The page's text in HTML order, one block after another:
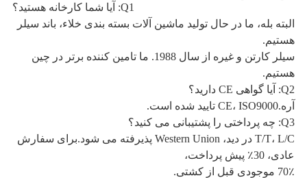
Q1: آیا شما کارخانه هستید؟
البته بله، ما در حال تولید ماشین آلات بسته بندی خلاء، باند سیلر
هستیم.
سیلر کارتن و غیره از سال 1988.
ما تامین کننده برتر در چین
هستیم.
Q2: آیا گواهی CE دارید؟
آره.CE، ISO9000 تایید شده است.
Q3: چه پرداختی را پشتیبانی می کنید؟
T/T، L/C در دید، Western Union پذیرفته می شود.برای سفارش
عادی، 30٪ پیش پرداخت،
70٪ موجودی قبل از کشتی.